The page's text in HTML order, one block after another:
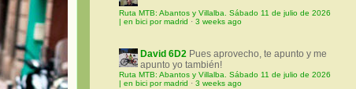
Ruta MTB: Abantos y Villalba. Sábado 11 de julio de 2026
| en bici por madrid · 3 weeks ago
David 6D2 Pues aprovecho, te apunto y me
apunto yo también!
Ruta MTB: Abantos y Villalba. Sábado 11 de julio de 2026
| en bici por madrid · 3 weeks ago